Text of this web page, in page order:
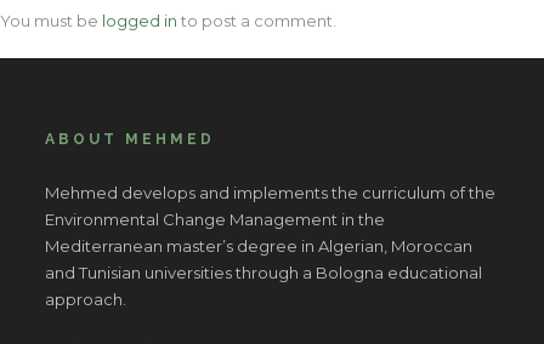
You must be logged in to post a comment.
ABOUT MEHMED
Mehmed develops and implements the curriculum of the
Environmental Change Management in the
Mediterranean master’s degree in Algerian, Moroccan
and Tunisian universities through a Bologna educational
approach.